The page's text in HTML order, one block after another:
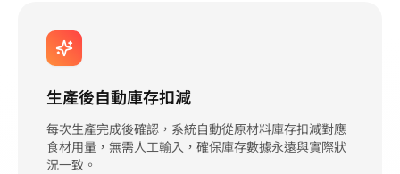
生產後自動庫存扣減
每次生產完成後確認，系統自動從原材料庫存扣減對應
食材用量，無需人工輸入，確保庫存數據永遠與實際狀
況一致。